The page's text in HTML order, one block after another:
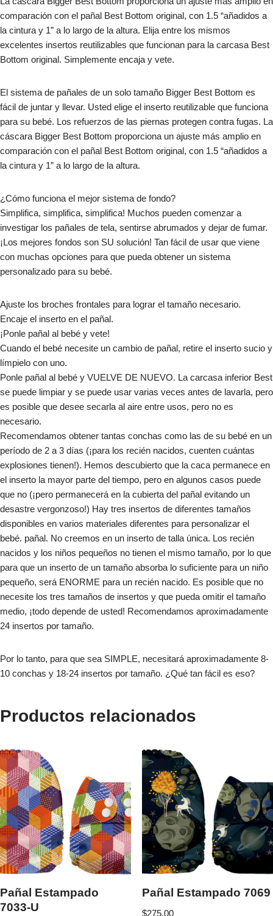
comparación con el pañal Best Bottom original, con 1.5 “añadidos a
la cintura y 1” a lo largo de la altura. Elija entre los mismos
excelentes insertos reutilizables que funcionan para la carcasa Best
Bottom original. Simplemente encaja y vete.
El sistema de pañales de un solo tamaño Bigger Best Bottom es
fácil de juntar y llevar. Usted elige el inserto reutilizable que funciona
para su bebé. Los refuerzos de las piernas protegen contra fugas. La
cáscara Bigger Best Bottom proporciona un ajuste más amplio en
comparación con el pañal Best Bottom original, con 1.5 “añadidos a
la cintura y 1” a lo largo de la altura.
¿Cómo funciona el mejor sistema de fondo?
Simplifica, simplifica, simplifica! Muchos pueden comenzar a
investigar los pañales de tela, sentirse abrumados y dejar de fumar.
¡Los mejores fondos son SU solución! Tan fácil de usar que viene
con muchas opciones para que pueda obtener un sistema
personalizado para su bebé.
Ajuste los broches frontales para lograr el tamaño necesario.
Encaje el inserto en el pañal.
¡Ponle pañal al bebé y vete!
Cuando el bebé necesite un cambio de pañal, retire el inserto sucio y
límpielo con uno.
Ponle pañal al bebé y VUELVE DE NUEVO. La carcasa inferior Best
se puede limpiar y se puede usar varias veces antes de lavarla, pero
es posible que desee secarla al aire entre usos, pero no es
necesario.
Recomendamos obtener tantas conchas como las de su bebé en un
período de 2 a 3 días (¡para los recién nacidos, cuenten cuántas
explosiones tienen!). Hemos descubierto que la caca permanece en
el inserto la mayor parte del tiempo, pero en algunos casos puede
que no (¡pero permanecerá en la cubierta del pañal evitando un
desastre vergonzoso!) Hay tres insertos de diferentes tamaños
disponibles en varios materiales diferentes para personalizar el
bebé. pañal. No creemos en un inserto de talla única. Los recién
nacidos y los niños pequeños no tienen el mismo tamaño, por lo que
para que un inserto de un tamaño absorba lo suficiente para un niño
pequeño, será ENORME para un recién nacido. Es posible que no
necesite los tres tamaños de insertos y que pueda omitir el tamaño
medio, ¡todo depende de usted! Recomendamos aproximadamente
24 insertos por tamaño.
Por lo tanto, para que sea SIMPLE, necesitará aproximadamente 8-
10 conchas y 18-24 insertos por tamaño. ¿Qué tan fácil es eso?
Productos relacionados
Pañal Estampado
7033-U
Pañal Estampado 7069
$275.00